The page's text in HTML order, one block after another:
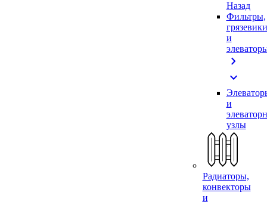
Назад
Фильтры,
грязевики
и
chevron_right
expand_more
и
узлы
Радиаторы,
конвекторы
и